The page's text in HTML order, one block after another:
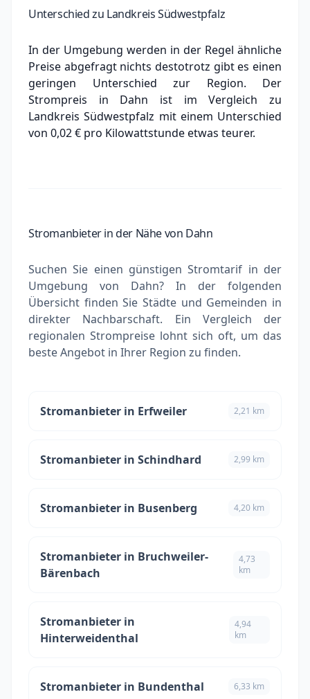
Unterschied zu Landkreis Südwestpfalz
In der Umgebung werden in der Regel ähnliche
Preise abgefragt nichts destotrotz gibt es einen
geringen Unterschied zur Region. Der
Strompreis in Dahn ist im Vergleich zu
Landkreis Südwestpfalz mit einem Unterschied
von 0,02 € pro Kilowattstundeetwas teurer.
Stromanbieter in der Nähe von Dahn
Suchen Sie einen günstigen Stromtarif in der
Umgebung von Dahn? In der folgenden
Übersicht finden Sie Städte und Gemeinden in
direkter Nachbarschaft. Ein Vergleich der
regionalen Strompreise lohnt sich oft, um das
beste Angebot in Ihrer Region zu finden.
Stromanbieter in Erfweiler 2,21 km
Stromanbieter in Schindhard 2,99 km
Stromanbieter in Busenberg 4,20 km
Stromanbieter in Bruchweiler-
Bärenbach
4,73
km
Stromanbieter in
Hinterweidenthal
4,94
km
Stromanbieter in Bundenthal 6,33 km